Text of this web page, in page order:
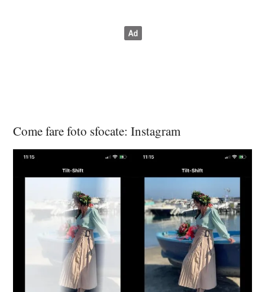
Come fare foto sfocate: Instagram